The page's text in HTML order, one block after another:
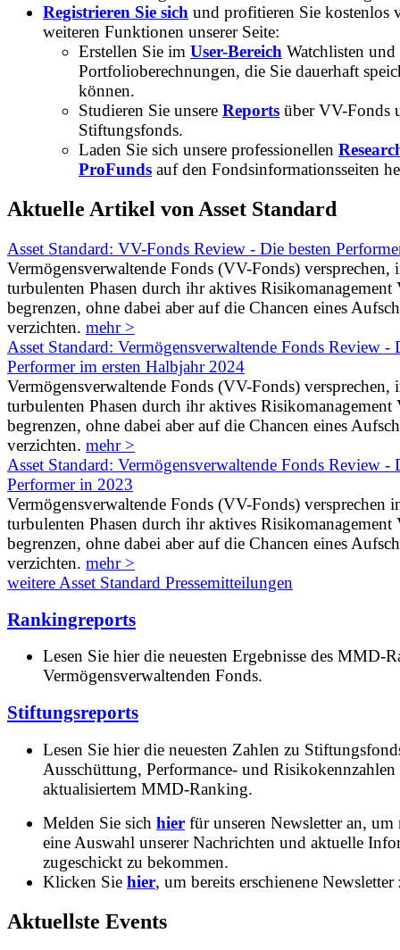
Registrieren Sie sich und profitieren Sie kostenlos
weiteren Funktionen unserer Seite:
Erstellen Sie im User-Bereich Watchlisten und
Portfolioberechnungen, die Sie dauerhaft
können.
Studieren Sie unsere Reports über VV-Fonds
Stiftungsfonds.
Laden Sie sich unsere professionellen
ProFunds auf den Fondsinformationsseiten
Aktuelle Artikel von Asset Standard
Asset Standard: VV-Fonds Review - Die besten
Vermögensverwaltende Fonds (VV-Fonds) versprechen,
turbulenten Phasen durch ihr aktives Risikomanagement
begrenzen, ohne dabei aber auf die Chancen eines
verzichten. mehr >
Asset Standard: Vermögensverwaltende Fonds Review -
Performer im ersten Halbjahr 2024
Vermögensverwaltende Fonds (VV-Fonds) versprechen,
turbulenten Phasen durch ihr aktives Risikomanagement
begrenzen, ohne dabei aber auf die Chancen eines
verzichten. mehr >
Asset Standard: Vermögensverwaltende Fonds Review -
Performer in 2023
Vermögensverwaltende Fonds (VV-Fonds) versprechen
turbulenten Phasen durch ihr aktives Risikomanagement
begrenzen, ohne dabei aber auf die Chancen eines
verzichten. mehr >
weitere Asset Standard Pressemitteilungen
Rankingreports
Lesen Sie hier die neuesten Ergebnisse des MMD-
Vermögensverwaltenden Fonds.
Stiftungsreports
Lesen Sie hier die neuesten Zahlen zu
Ausschüttung, Performance- und
aktualisiertem MMD-Ranking.
Melden Sie sich hier für unseren Newsletter an, um
eine Auswahl unserer Nachrichten und aktuelle
zugeschickt zu bekommen.
Klicken Sie hier, um bereits erschienene Newsletter
Aktuellste Events